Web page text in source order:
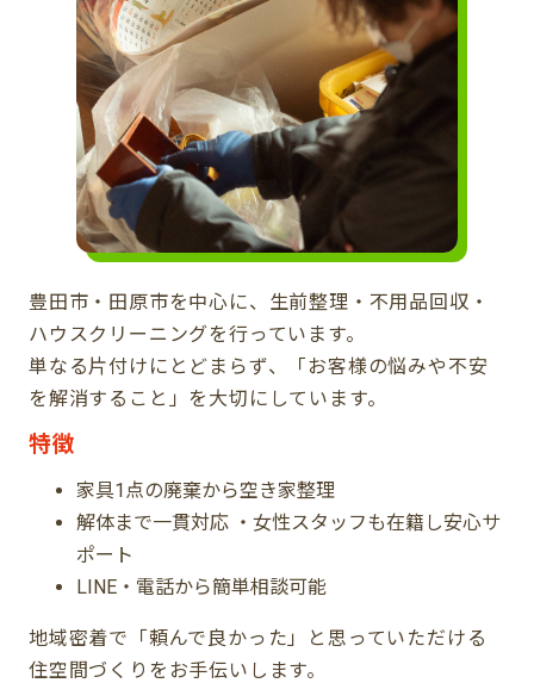
豊田市・田原市を中心に、生前整理・不用品回収・
ハウスクリーニングを行っています。
単なる片付けにとどまらず、「お客様の悩みや不安
を解消すること」を大切にしています。
特徴
家具1点の廃棄から空き家整理
解体まで一貫対応 ・女性スタッフも在籍し安心サ
ポート
LINE・電話から簡単相談可能
地域密着で「頼んで良かった」と思っていただける
住空間づくりをお手伝いします。